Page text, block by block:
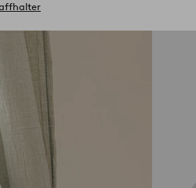
Produkten